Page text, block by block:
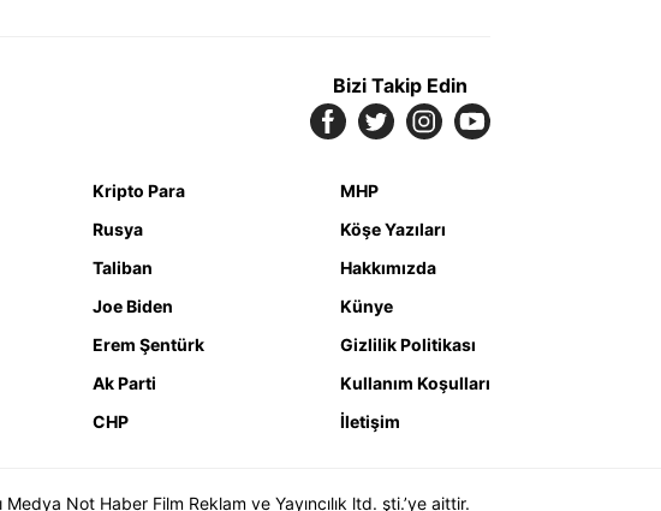
Bizi Takip Edin
Kripto Para
Rusya
Taliban
Joe Biden
Erem Şentürk
Ak Parti
CHP
MHP
Köşe Yazıları
Hakkımızda
Künye
Gizlilik Politikası
Kullanım Koşulları
İletişim
Not Haber Film Reklam ve Yayıncılık ltd. şti.’ye aittir.